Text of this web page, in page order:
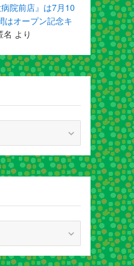
院前店』は7月10
はオープン記念キ
名 より